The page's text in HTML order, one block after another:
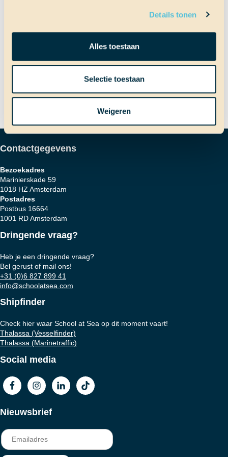
Details tonen
Alles toestaan
Selectie toestaan
Weigeren
Bericht
navigatie
Terug thuis?!
Volgend bericht
Weer een afscheid
Contactgegevens
Bezoekadres
Marinierskade 59
1018 HZ Amsterdam
Postadres
Postbus 16664
1001 RD Amsterdam
Dringende vraag?
Heb je een dringende vraag?
Bel gerust of mail ons!
+31 (0)6 827 899 41
info@schoolatsea.com
Shipfinder
Check hier waar School at Sea op dit moment vaart!
Thalassa (Vesselfinder)
Thalassa (Marinetraffic)
Social media
Nieuwsbrief